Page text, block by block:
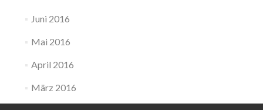
Juni 2016
Mai 2016
April 2016
März 2016